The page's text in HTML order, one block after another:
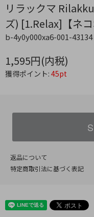
リラックマ
ズ) [1.Relax]【ネ
b-4y0y000xa6-001-43134
1,595円(内税)
獲得ポイント: 45pt
返品について
特定商取引法に基づく表記